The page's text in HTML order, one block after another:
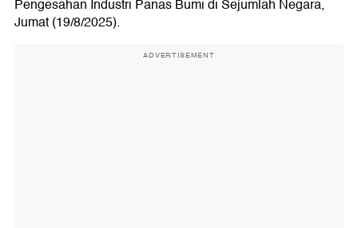
Pengesahan Industri Panas Bumi di Sejumlah Negara,
Jumat (19/8/2025).
ADVERTISEMENT